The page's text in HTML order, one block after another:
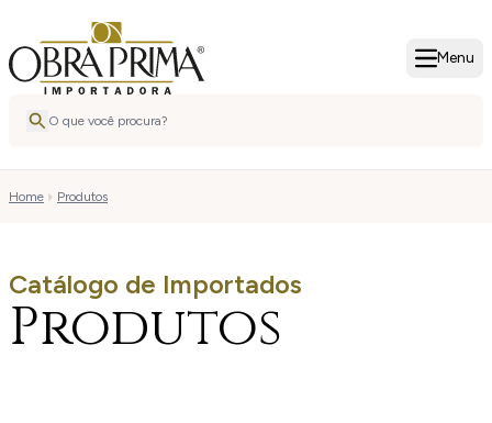
Menu
Home Produtos
Catálogo de Importados
Produtos